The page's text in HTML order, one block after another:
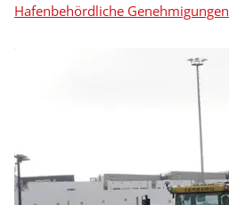
Hafenbehördliche Genehmigungen